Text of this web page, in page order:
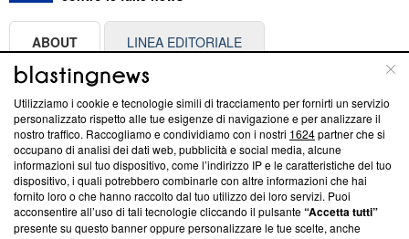
ABOUT LINEA EDITORIALE
Questa sezione offre informazioni trasparenti su Blasting
News, sui nostri processi editoriali e su come ci impegniamo a
creare news di qualità. Inoltre, afferma la nostra aderenza a
‘Trust Project - News with Integrity’Blasting News non è
ancora membro del programma, ma ha richiesto di farne
parte; Trust Project non ha ancora effettuato una verifica di
conformità agli standard.
Utilizziamo i cookie e tecnologie simili di tracciamento per fornirti un servizio
personalizzato rispetto alle tue esigenze di navigazione e per analizzare il
nostro traffico. Raccogliamo e condividiamo con i nostri 1624partner che si
occupano di analisi dei dati web, pubblicità e social media, alcune
informazioni sul tuo dispositivo, come l’indirizzo IP e le caratteristiche del tuo
dispositivo, i quali potrebbero combinarle con altre informazioni che hai
fornito loro o che hanno raccolto dal tuo utilizzo dei loro servizi. Puoi
acconsentire all’uso di tali tecnologie cliccando il pulsante“Accetta tutti”
presente su questo banner oppure personalizzare le tue scelte, anche